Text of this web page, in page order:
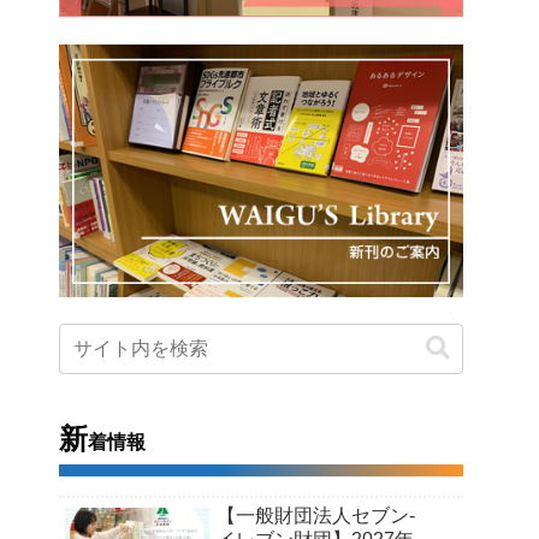
新着情報
【一般財団法人セブン-